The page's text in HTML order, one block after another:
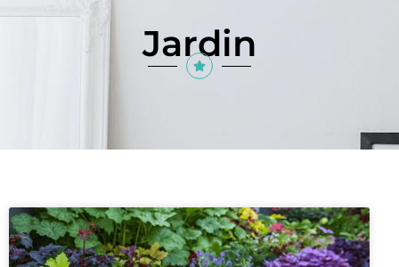
Jardin